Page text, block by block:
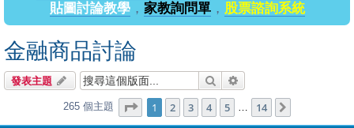
貼圖討論教學， 家教詢問單， 股票諮詢系統
金融商品討論
發表主題 搜尋
265 個主題 1 頁 (共 14 頁)
1 2 3 4 5 … 14